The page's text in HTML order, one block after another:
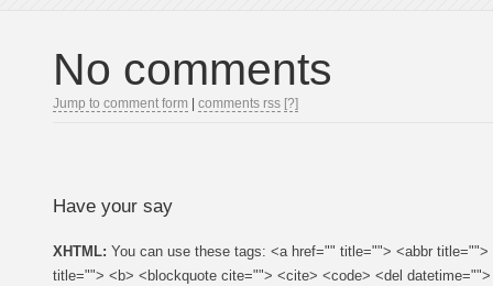
No comments
Jump to comment form comments rss [?]
Have your say
XHTML: You can use these tags: <a href="" title=""> <abbr title="">
title=""> <b> <blockquote cite=""> <cite> <code> <del